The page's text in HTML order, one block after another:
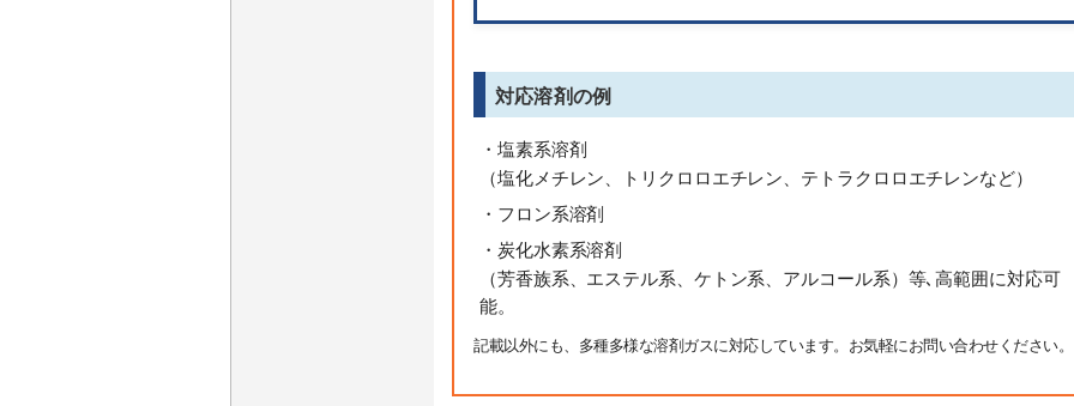
対応溶剤の例
・塩素系溶剤
（塩化メチレン、トリクロロエチレン、テトラクロロエチレンなど）
・フロン系溶剤
・炭化水素系溶剤
（芳香族系、エステル系、ケトン系、アルコール系）等､高範囲に対応可
能。
記載以外にも、多種多様な溶剤ガスに対応しています。お気軽にお問い合わせください。